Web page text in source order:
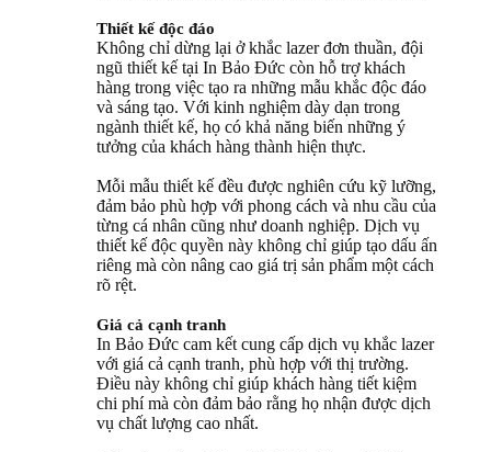
Thiết kế độc đáo
Không chỉ dừng lại ở khắc lazer đơn thuần, đội
ngũ thiết kế tại In Bảo Đức còn hỗ trợ khách
hàng trong việc tạo ra những mẫu khắc độc đáo
và sáng tạo. Với kinh nghiệm dày dạn trong
ngành thiết kế, họ có khả năng biến những ý
tưởng của khách hàng thành hiện thực.
Mỗi mẫu thiết kế đều được nghiên cứu kỹ lưỡng,
đảm bảo phù hợp với phong cách và nhu cầu của
từng cá nhân cũng như doanh nghiệp. Dịch vụ
thiết kế độc quyền này không chỉ giúp tạo dấu ấn
riêng mà còn nâng cao giá trị sản phẩm một cách
rõ rệt.
Giá cả cạnh tranh
In Bảo Đức cam kết cung cấp dịch vụ khắc lazer
với giá cả cạnh tranh, phù hợp với thị trường.
Điều này không chỉ giúp khách hàng tiết kiệm
chi phí mà còn đảm bảo rằng họ nhận được dịch
vụ chất lượng cao nhất.